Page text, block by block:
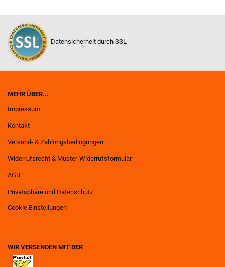
Datensicherheit durch SSL
MEHR ÜBER...
Impressum
Kontakt
Versand- & Zahlungsbedingungen
Widerrufsrecht & Muster-Widerrufsformular
AGB
Privatsphäre und Datenschutz
Cookie Einstellungen
WIR VERSENDEN MIT DER